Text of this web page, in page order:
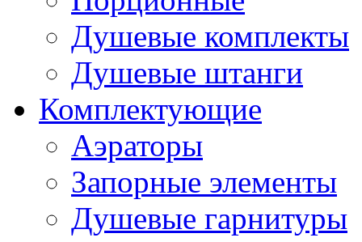
Душевые комплекты
Душевые штанги
Комплектующие
Аэраторы
Запорные элементы
Душевые гарнитуры